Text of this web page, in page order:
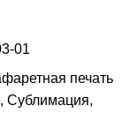
01
печать
Сублимация,